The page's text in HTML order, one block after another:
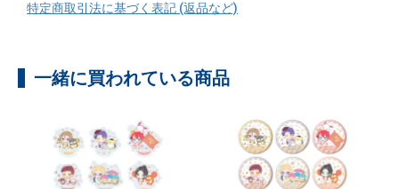
特定商取引法に基づく表記 (返品など)
一緒に買われている商品